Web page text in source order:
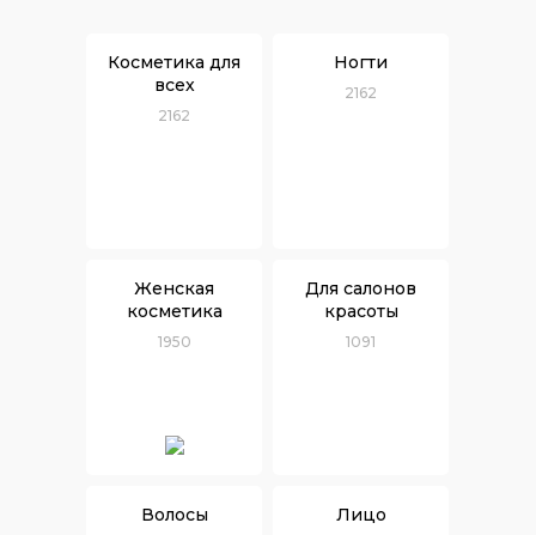
Косметика для
всех
2162
Ногти
2162
Женская
косметика
1950
Для салонов
красоты
1091
Волосы Лицо